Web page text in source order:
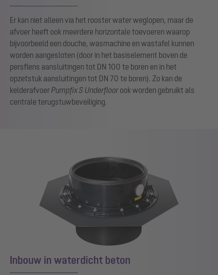
Er kan niet alleen via het rooster water weglopen, maar de
afvoer heeft ook meerdere horizontale toevoeren waarop
bijvoorbeeld een douche, wasmachine en wastafel kunnen
worden aangesloten (door in het basiselement boven de
persflens aansluitingen tot DN 100 te boren en in het
opzetstuk aansluitingen tot DN 70 te boren). Zo kan de
kelderafvoer Pumpfix S Underfloorook worden gebruikt als
centrale terugstuwbeveiliging.
Inbouw in waterdicht beton